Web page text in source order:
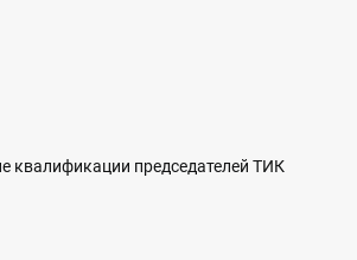
квалификации председателей ТИК